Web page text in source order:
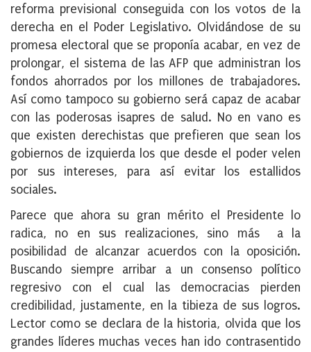
reforma previsional conseguida con los votos de la
derecha en el Poder Legislativo. Olvidándose de su
promesa electoral que se proponía acabar, en vez de
prolongar, el sistema de las AFP que administran los
fondos ahorrados por los millones de trabajadores.
Así como tampoco su gobierno será capaz de acabar
con las poderosas isapres de salud. No en vano es
que existen derechistas que prefieren que sean los
gobiernos de izquierda los que desde el poder velen
por sus intereses, para así evitar los estallidos
sociales.
Parece que ahora su gran mérito el Presidente lo
radica, no en sus realizaciones, sino más a la
posibilidad de alcanzar acuerdos con la oposición.
Buscando siempre arribar a un consenso político
regresivo con el cual las democracias pierden
credibilidad, justamente, en la tibieza de sus logros.
Lector como se declara de la historia, olvida que los
grandes líderes muchas veces han ido contrasentido